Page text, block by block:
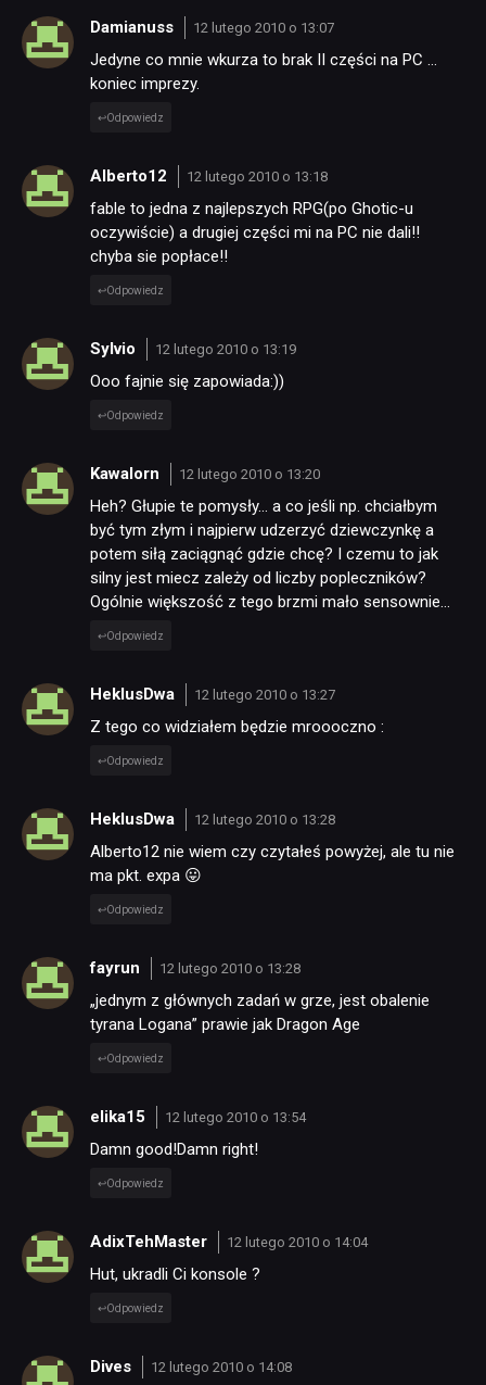
Damianuss 12 lutego 2010 o 13:07
Jedyne co mnie wkurza to brak II części na PC …
koniec imprezy.
Odpowiedz
Alberto12 12 lutego 2010 o 13:18
fable to jedna z najlepszych RPG(po Ghotic-u
oczywiście) a drugiej części mi na PC nie dali!!
chyba sie popłace!!
Odpowiedz
Sylvio 12 lutego 2010 o 13:19
Ooo fajnie się zapowiada:))
Odpowiedz
Kawalorn 12 lutego 2010 o 13:20
Heh? Głupie te pomysły… a co jeśli np. chciałbym
być tym złym i najpierw udzerzyć dziewczynkę a
potem siłą zaciągnąć gdzie chcę? I czemu to jak
silny jest miecz zależy od liczby popleczników?
Ogólnie większość z tego brzmi mało sensownie…
Odpowiedz
HeklusDwa 12 lutego 2010 o 13:27
Z tego co widziałem będzie mroooczno :
Odpowiedz
HeklusDwa 12 lutego 2010 o 13:28
Alberto12 nie wiem czy czytałeś powyżej, ale tu nie
ma pkt. expa 😛
Odpowiedz
fayrun 12 lutego 2010 o 13:28
„jednym z głównych zadań w grze, jest obalenie
tyrana Logana” prawie jak Dragon Age
Odpowiedz
elika15 12 lutego 2010 o 13:54
Damn good!Damn right!
Odpowiedz
AdixTehMaster 12 lutego 2010 o 14:04
Hut, ukradli Ci konsole ?
Odpowiedz
Dives 12 lutego 2010 o 14:08